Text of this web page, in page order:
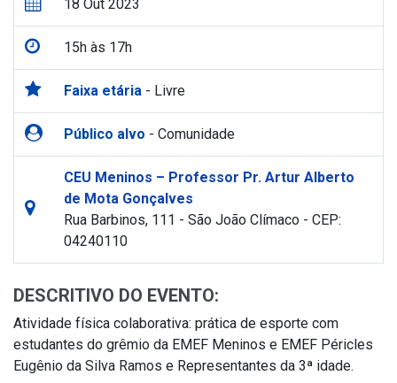
18 Out 2023
15h às 17h
Faixa etária - Livre
Público alvo - Comunidade
CEU Meninos – Professor Pr. Artur Alberto
de Mota Gonçalves
Rua Barbinos, 111 - São João Clímaco - CEP:
04240110
DESCRITIVO DO EVENTO:
Atividade física colaborativa: prática de esporte com
estudantes do grêmio da EMEF Meninos e EMEF Péricles
Eugênio da Silva Ramos e Representantes da 3ª idade.